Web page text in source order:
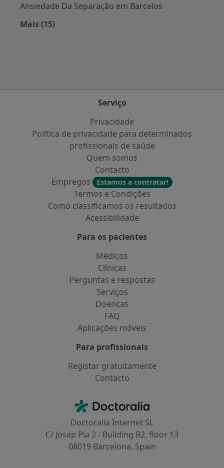
Ansiedade Da Separação em Barcelos
Mais (15)
Serviço
Privacidade
Política de privacidade para determinados
profissionais de saúde
Quem somos
Contacto
Empregos
Estamos a contratar!
Termos e Condições
Como classificamos os resultados
Acessibilidade
Para os pacientes
Médicos
Clínicas
Perguntas e respostas
Serviços
Doencas
FAQ
Aplicações móveis
Para profissionais
Registar gratuitamente
Contacto
Doctoralia - Homepage
Doctoralia Internet SL
C/ Josep Pla 2 - Building B2, floor 13
08019 Barcelona, Spain